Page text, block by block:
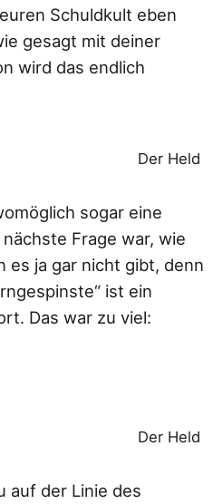
Schuldkult eben
gesagt mit deiner
wird das endlich
Der Held
sogar eine
Frage war, wie
es ja gar nicht gibt, denn
ist ein
Das war zu viel:
Der Held
auf der Linie des